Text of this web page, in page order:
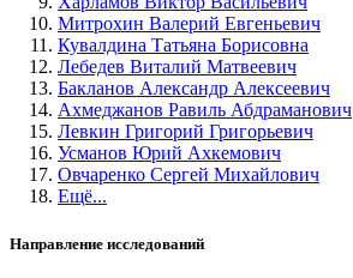
Митрохин Валерий Евгеньевич
Кувалдина Татьяна Борисовна
Лебедев Виталий Матвеевич
Бакланов Александр Алексеевич
Ахмеджанов Равиль Абдраманович
Левкин Григорий Григорьевич
Усманов Юрий Ахкемович
Овчаренко Сергей Михайлович
Ещё...
Направление исследований